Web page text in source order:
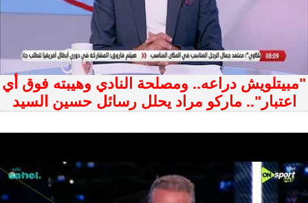
"مبيتلويش دراعه.. ومصلحة النادي وهيبته فوق أي
اعتبار".. ماركو مراد يحلل رسائل حسين السيد